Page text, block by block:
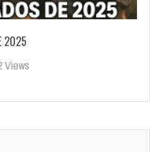
2025
Views